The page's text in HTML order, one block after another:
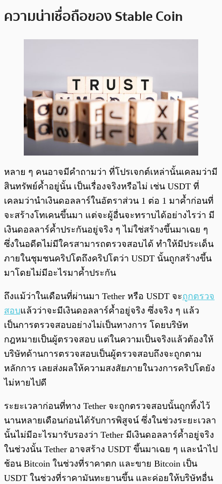
ความน่าเชื่อถือของ Stable Coin
หลาย ๆ คนอาจมีคำถามว่า ที่โปรเจกต์เหล่านั้นเคลมว่ามี
สินทรัพย์ค้ำอยู่นั้น เป็นเรื่องจริงหรือไม่ เช่น USDT ที่
เคลมว่านำเงินดอลลาร์ในอัตราส่วน 1 ต่อ 1 มาค้ำก่อนที่
จะสร้างโทเคนขึ้นมา แต่จะผู้อื่นจะทราบได้อย่างไรว่า มี
เงินดอลลาร์ค้ำประกันอยู่จริง ๆ ไม่ใช่สร้างขึ้นมาเฉย ๆ
ซึ่งในอดีตไม่มีใครสามารถตรวจสอบได้ ทำให้มีประเด็น
ภายในชุมชนคริปโตถึงคริปโตว่า USDT นั้นถูกสร้างขึ้น
มาโดยไม่มีอะไรมาค้ำประกัน
ถึงแม้ว่าในเดือนที่ผ่านมา Tether หรือ USDT จะถูกตรวจ
สอบแล้วว่าจะมีเงินดอลลาร์ค้ำอยู่จริง ซึ่งจริง ๆ แล้ว
เป็นการตรวจสอบอย่างไม่เป็นทางการ โดยบริษัท
กฎหมายเป็นผู้ตรวจสอบ แต่ในความเป็นจริงแล้วต้องให้
บริษัทด้านการตรวจสอบเป็นผู้ตรวจสอบถึงจะถูกตาม
หลักการ เลยส่งผลให้ความสงสัยภายในวงการคริปโตยัง
ไม่หายไปดี
ระยะเวลาก่อนที่ทาง Tether จะถูกตรวจสอบนั้นถูกทิ้งไว้
นานหลายเดือนก่อนได้รับการพิสูจน์ ซึ่งในช่วงระยะเวลา
นั้นไม่มีอะไรมารับรองว่า Tether มีเงินดอลลาร์ค้ำอยู่จริง
ในช่วงนั้น Tether อาจสร้าง USDT ขึ้นมาเฉย ๆ และนำไป
ช้อน Bitcoin ในช่วงที่ราคาตก และขาย Bitcoin เป็น
USDT ในช่วงที่ราคามันทะยานขึ้น และค่อยให้บริษัทอื่น